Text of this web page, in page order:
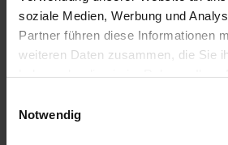
soziale Medien, Werbung und
Partner führen diese Informationen
weiteren Daten zusammen, die Sie
Notwendig
max. Fläche: 12 m²
Lamelle: 89 mm, 127 mm
Bedienung: Schnur/Kette, Stab,
Anwendungsbereiche: Für Fenster,
Raumteiler